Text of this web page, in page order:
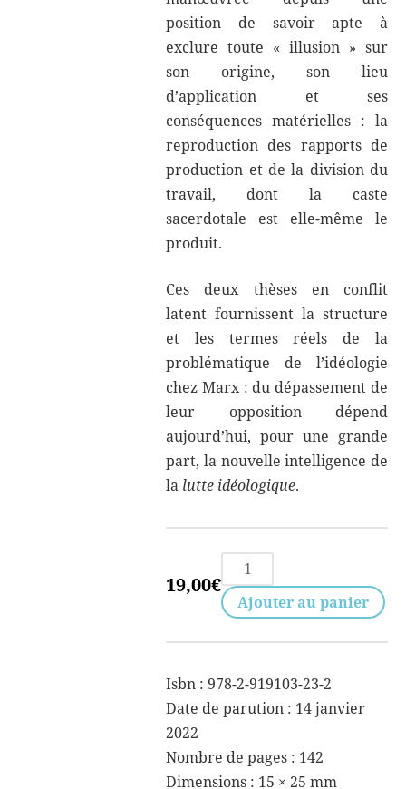
position de savoir apte à
exclure toute « illusion » sur
son origine, son lieu
d’application et ses
conséquences matérielles : la
reproduction des rapports de
production et de la division du
travail, dont la caste
sacerdotale est elle-même le
produit.
Ces deux thèses en conflit
latent fournissent la structure
et les termes réels de la
problématique de l’idéologie
chez Marx : du dépassement de
leur opposition dépend
aujourd’hui, pour une grande
part, la nouvelle intelligence de
la lutte idéologique.
19,00€
quantité
de
Marx
et
problème
de
Ajouter au panier
Isbn : 978-2-919103-23-2
Date de parution : 14 janvier
2022
Nombre de pages : 142
Dimensions : 15 × 25 mm